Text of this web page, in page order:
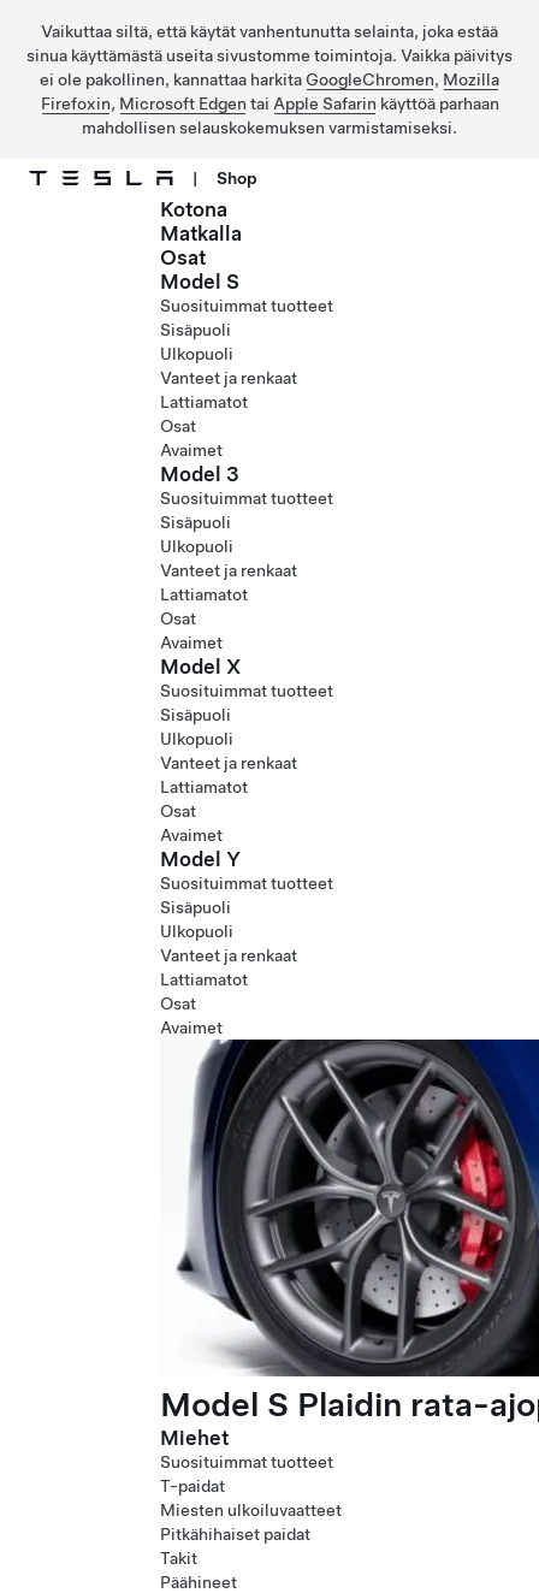
Vaikuttaa siltä, että käytät vanhentunutta selainta, joka estää
sinua käyttämästä useita sivustomme toimintoja. Vaikka päivitys
ei ole pakollinen, kannattaa harkita GoogleChromen, Mozilla
Firefoxin, Microsoft Edgen tai Apple Safarin käyttöä parhaan
mahdollisen selauskokemuksen varmistamiseksi.
| Shop
Kotona
Matkalla
Osat
Model S
Suosituimmat tuotteet
Sisäpuoli
Ulkopuoli
Vanteet ja renkaat
Lattiamatot
Osat
Avaimet
Model 3
Suosituimmat tuotteet
Sisäpuoli
Ulkopuoli
Vanteet ja renkaat
Lattiamatot
Osat
Avaimet
Model X
Suosituimmat tuotteet
Sisäpuoli
Ulkopuoli
Vanteet ja renkaat
Lattiamatot
Osat
Avaimet
Model Y
Suosituimmat tuotteet
Sisäpuoli
Ulkopuoli
Vanteet ja renkaat
Lattiamatot
Osat
Avaimet
Model S Plaidin rata-
Miehet
Suosituimmat tuotteet
T-paidat
Miesten ulkoiluvaatteet
Pitkähihaiset paidat
Takit
Päähineet